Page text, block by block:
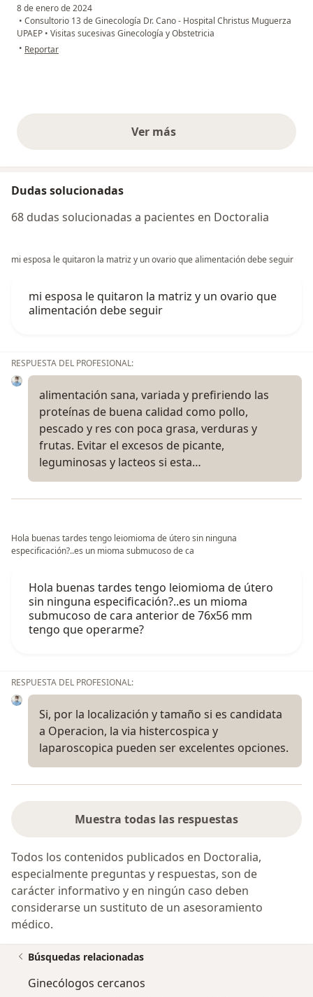
8 de enero de 2024
• Consultorio 13 de Ginecología Dr. Cano - Hospital Christus Muguerza
UPAEP • Visitas sucesivas Ginecología y Obstetricia
• en opinión del usuario Carina
Reportar
Ver másopiniones anteriores
Dudas solucionadas
68 dudas solucionadas a pacientes en Doctoralia
mi esposa le quitaron la matriz y un ovario que alimentación debe seguir
mi esposa le quitaron la matriz y un ovario que
alimentación debe seguir
RESPUESTA DEL PROFESIONAL:
alimentación sana, variada y prefiriendo las
proteínas de buena calidad como pollo,
pescado y res con poca grasa, verduras y
frutas. Evitar el excesos de picante,
leguminosas y lacteos si esta…
Hola buenas tardes tengo leiomioma de útero sin ninguna
especificación?..es un mioma submucoso de ca
Hola buenas tardes tengo leiomioma de útero
sin ninguna especificación?..es un mioma
submucoso de cara anterior de 76x56 mm
tengo que operarme?
RESPUESTA DEL PROFESIONAL:
Si, por la localización y tamaño si es candidata
a Operacion, la via histercospica y
laparoscopica pueden ser excelentes opciones.
Muestra todas las respuestas
Todos los contenidos publicados en Doctoralia,
especialmente preguntas y respuestas, son de
carácter informativo y en ningún caso deben
considerarse un sustituto de un asesoramiento
médico.
Búsquedas relacionadas
Ginecólogos cercanos